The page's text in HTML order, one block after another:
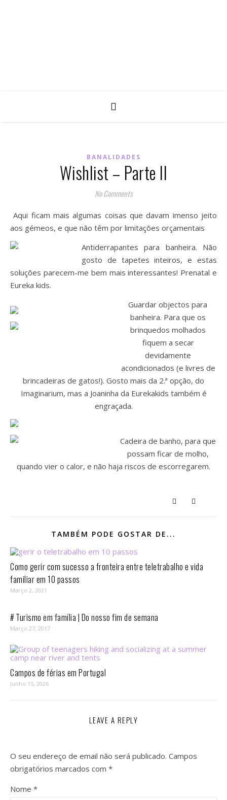
BANALIDADES
Wishlist – Parte II
No Comments
Aqui ficam mais algumas coisas que davam imenso jeito
aos gémeos, e que não têm por limitações orçamentais
Antiderrapantes para banheira. Não
gosto de tapetes inteiros, e estas
soluções parecem-me bem mais interessantes! Prenatal e
Eureka kids.
Guardar objectos para
banheira. Para que os
brinquedos molhados
fiquem a secar
devidamente
acondicionados (e livres de
brincadeiras de gatos!). Gosto mais da 2.ª opção, do
Imaginarium, mas a Joaninha da Eurekakids também é
engraçada.
Cadeira de banho, para que
possam ficar de molho,
quando vier o calor, e não haja riscos de escorregarem.
TAMBÉM PODE GOSTAR DE...
Como gerir com sucesso a fronteira entre teletrabalho e vida
familiar em 10 passos⁣
Março 2, 2021
# Turismo em família | Do nosso fim de semana
Março 27, 2017
Campos de férias em Portugal
Junho 15, 2026
LEAVE A REPLY
O seu endereço de email não será publicado. Campos
obrigatórios marcados com *
Nome *